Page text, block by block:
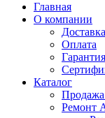
Главная
О компании
Доставка
Оплата
Каталог
Ремонт